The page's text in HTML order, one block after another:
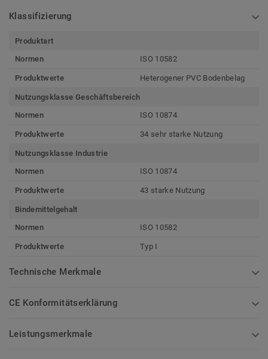
Klassifizierung
Produktart
Normen
ISO 10582
Produktwerte Heterogener PVC Bodenbelag
Nutzungsklasse Geschäftsbereich
Normen
ISO 10874
Produktwerte 34 sehr starke Nutzung
Nutzungsklasse Industrie
Normen
ISO 10874
Produktwerte 43 starke Nutzung
Bindemittelgehalt
Normen
ISO 10582
Produktwerte Typ I
Technische Merkmale
CE Konformitätserklärung
Leistungsmerkmale